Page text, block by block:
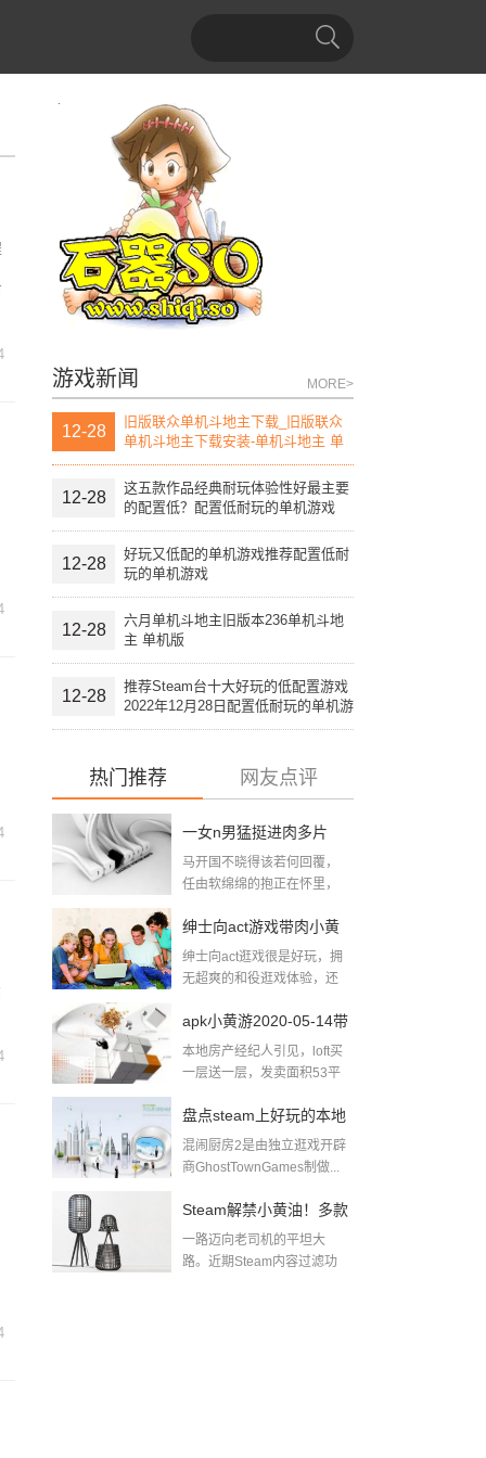
游戏新闻 MORE>
12-28
旧版联众单机斗地主下载_旧版联众
单机斗地主下载安装-单机斗地主 单
机版
12-28
这五款作品经典耐玩体验性好最主要
的配置低？配置低耐玩的单机游戏
12-28
好玩又低配的单机游戏推荐配置低耐
玩的单机游戏
12-28
六月单机斗地主旧版本236单机斗地
主 单机版
12-28
推荐Steam台十大好玩的低配置游戏
2022年12月28日配置低耐玩的单机游
戏
热门推荐 网友点评
一女n男猛挺进肉多片
段：大尺寸的小黄说说
马开国不晓得该若何回覆，
任由软绵绵的抱正在怀里，
绅士向act游戏带肉小黄
游下载
绅士向act逛戏很是好玩，拥
无超爽的和役逛戏体验，还
apk小黄游2020-05-14带
肉小黄游下载
本地房产经纪人引见，loft买
一层送一层，发卖面积53平
盘点steam上好玩的本地
多人游戏pc同屏双人游
混闹厨房2是由独立逛戏开辟
商GhostTownGames制做...
Steam解禁小黄油！多款
游戏迅速推出无和谐更
一路迈向老司机的平坦大
路。近期Steam内容过滤功